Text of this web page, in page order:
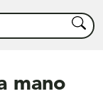
Buscar
mano